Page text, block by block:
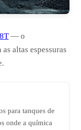
— o
altas espessuras
para tanques de
onde a química